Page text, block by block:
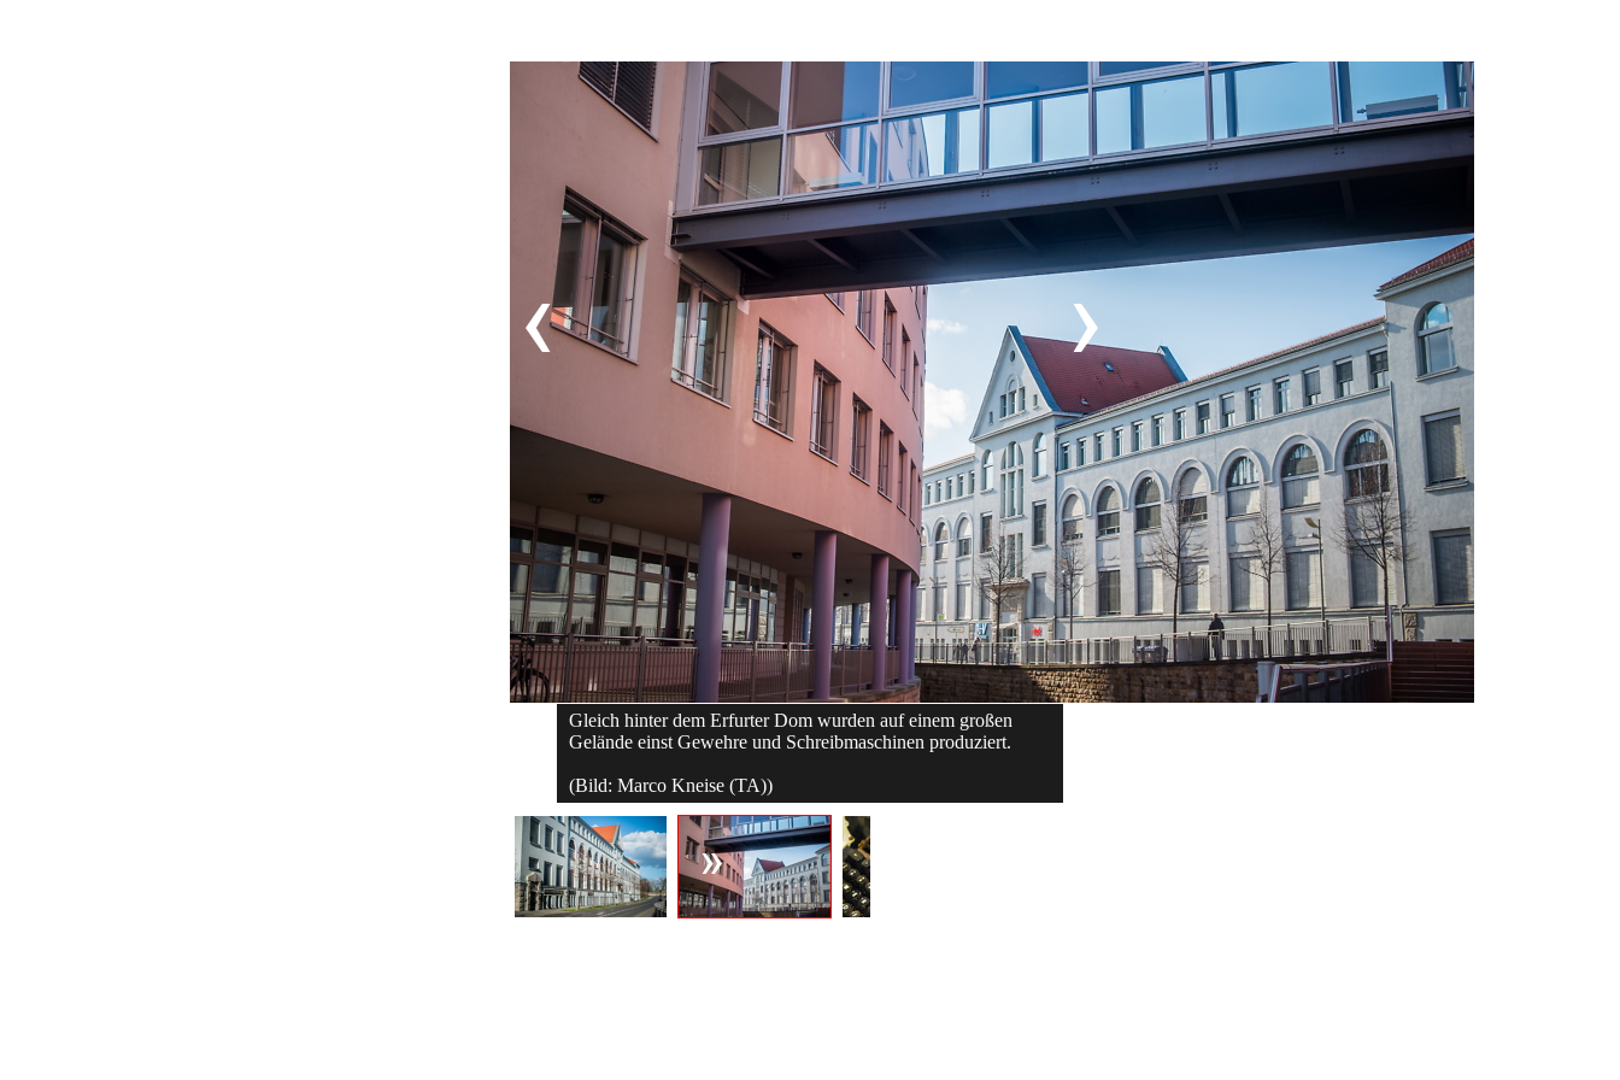
Gleich hinter dem Erfurter Dom wurden auf einem großen
Gelände einst Gewehre und Schreibmaschinen produziert.
(Bild: Marco Kneise (TA))